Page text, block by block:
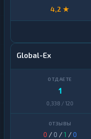
4,2 ★
Global-Ex
1
0,338 / 120
0 / 0 /1 /0